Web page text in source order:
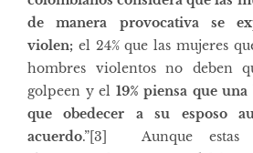
de manera provocativa se
violen; el 24% que las mujeres
hombres violentos no deben
golpeen y el 19% piensa que
que obedecer a su esposo
acuerdo.”[3]
Aunque estas